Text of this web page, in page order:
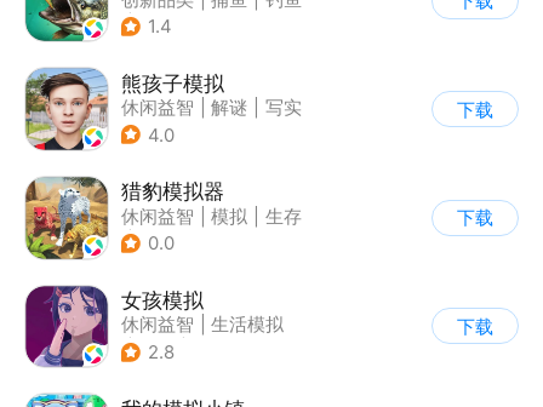
| 卡通
1.4
熊孩子模拟
休闲益智 解谜
写实
4.0
下载
猎豹模拟器
休闲益智 模拟
生存
| 写实
0.0
下载
女孩模拟
休闲益智
生活模拟
| 校园
2.8
下载